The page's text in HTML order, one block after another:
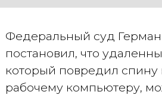
Федеральный суд
постановил, что
который повредил спину
рабочему компьютеру,